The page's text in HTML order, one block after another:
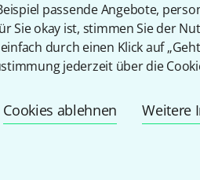
passende Angebote,
Sie okay ist, stimmen Sie der
durch einen Klick auf
jederzeit über die
Cookies ablehnen Weitere
Größe: 2 x 2 m
robuste Konstruktion
zerlegbar